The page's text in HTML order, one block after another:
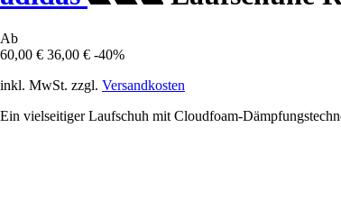
Ab
60,00 € 36,00 € -40%
inkl. MwSt. zzgl. Versandkosten
Ein vielseitiger Laufschuh mit Cloudfoam-